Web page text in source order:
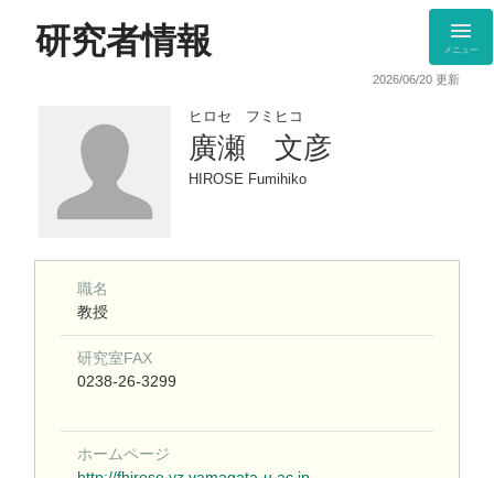
研究者情報 メニュー
2026/06/20 更新
ヒロセ フミヒコ
廣瀬 文彦
HIROSE Fumihiko
職名
教授
研究室FAX
0238-26-3299
ホームページ